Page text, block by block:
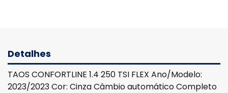
Detalhes
TAOS CONFORTLINE 1.4 250 TSI FLEX Ano/Modelo:
2023/2023 Cor: Cinza Câmbio automático Completo